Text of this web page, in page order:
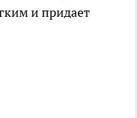
и придает